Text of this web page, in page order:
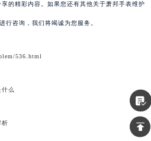
享的精彩内容。如果您还有其他关于萧邦手表维护
行咨询，我们将竭诚为您服务。
536.html
么
析